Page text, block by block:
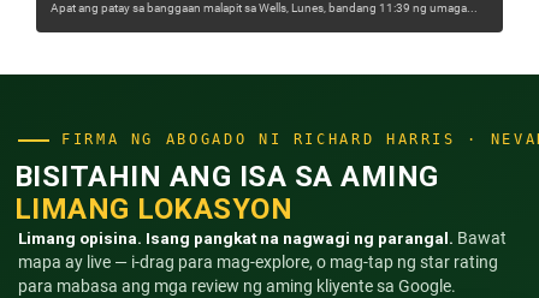
Apat ang patay sa banggaan malapit sa Wells, Lunes, bandang 11:39 ng umaga...
FIRMA NG ABOGADO NI RICHARD HARRIS ·
BISITAHIN ANG ISA SA AMING
LIMANG LOKASYON
Limang opisina. Isang pangkat na nagwagi ng parangal. Bawat
mapa ay live — i-drag para mag-explore, o mag-tap ng star rating
para mabasa ang mga review ng aming kliyente sa Google.